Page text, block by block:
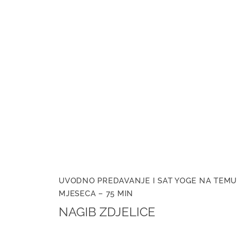
UVODNO PREDAVANJE I SAT YOGE NA TEMU
MJESECA – 75 MIN
NAGIB ZDJELICE